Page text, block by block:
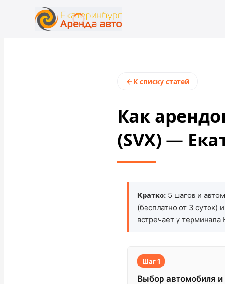
К списку статей
Как
(SVX) —
Кратко: 5 шагов и
(бесплатно от 3 суток)
встречает у
Шаг 1
Выбор автомобиля и